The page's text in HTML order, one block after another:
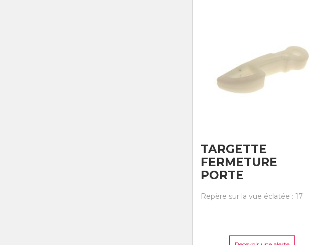
TARGETTE
FERMETURE
PORTE
Repère sur la vue éclatée : 17